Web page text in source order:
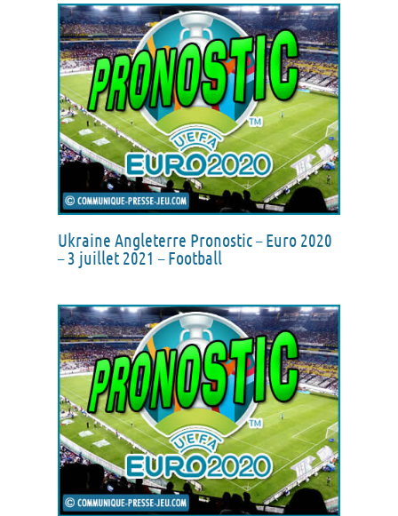
Ukraine Angleterre Pronostic – Euro 2020
– 3 juillet 2021 – Football